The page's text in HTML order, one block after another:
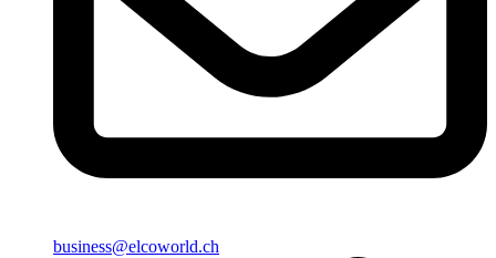
business@elcoworld.ch